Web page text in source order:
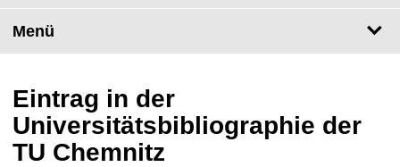
z
m
i
t
u
f
r
u
Menü
Eintrag in der
Universitätsbibliographie der
TU Chemnitz